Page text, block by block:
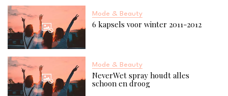
Mode & Beauty
6 kapsels voor winter 2011-2012
Mode & Beauty
NeverWet spray houdt alles
schoon en droog